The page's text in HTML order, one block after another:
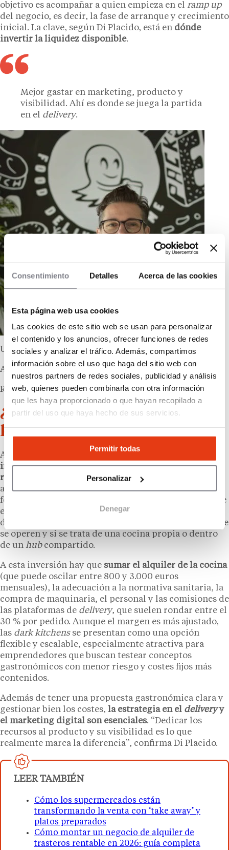
Consentimiento Detalles Acerca de las cookies
Esta página web usa cookies
Las cookies de este sitio web se usan para personalizar
el contenido y los anuncios, ofrecer funciones de redes
sociales y analizar el tráfico. Además, compartimos
información sobre el uso que haga del sitio web con
nuestros partners de redes sociales, publicidad y análisis
web, quienes pueden combinarla con otra información
que les haya proporcionado o que hayan recopilado a
partir del uso que haya hecho de sus servicios.
Permitir todas
Personalizar
Denegar
objetivo es acompañar a quien empieza en el ramp up
del negocio, es decir, la fase de arranque y crecimiento
inicial. La clave, según Di Placido, está en dónde
invertir la liquidez disponible.
Mejor gastar en marketing, producto y
visibilidad. Ahí es donde se juega la partida
en el delivery.
UNa frase DE
Angelo Di Placido,
Responsable de clientes y partners en Booh! Food
¿Cuánto cuesta abrir una ‘dark
kitchen’?
Abrir una
inversión sensiblemente menor que la de un
restaurante tradicional, ya que elimina costes
asociados al servicio en sala y a ubicacionesprime. De
forma orientativa, el desembolso inicial suele situarse
entre 15.000 y 60.000 euros, dependiendo del tamaño
del espacio, el equipamiento, el número de marcas que
se operen y si se trata de una cocina propia o dentro
de un hubcompartido.
A esta inversión hay que sumar el alquiler de la cocina
(que puede oscilar entre 800 y 3.000 euros
mensuales), la adecuación a la normativa sanitaria, la
compra de maquinaria, el personal y las comisiones de
las plataformas de delivery, que suelen rondar entre el
30 % por pedido. Aunque el margen es más ajustado,
las dark kitchensse presentan como una opción
flexible y escalable, especialmente atractiva para
emprendedores que buscan testear conceptos
gastronómicos con menor riesgo y costes fijos más
contenidos.
Además de tener una propuesta gastronómica clara y
gestionar bien los costes, la estrategia en el deliveryy
el marketing digital son esenciales. “Dedicar los
recursos al producto y su visibilidad es lo que
realmente marca la diferencia”, confirma Di Placido.
LEER TAMBIÉN
Cómo los supermercados están
transformando la venta con ‘take away’ y
platos preparados
Cómo montar un negocio de alquiler de
trasteros rentable en 2026: guía completa